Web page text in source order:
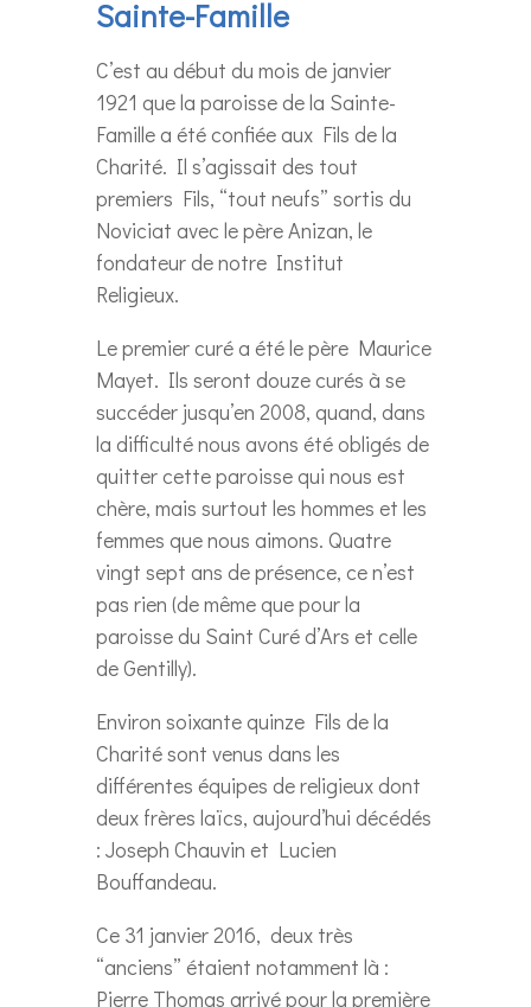
Sainte-Famille
C’est au début du mois de janvier
1921 que la paroisse de la Sainte-
Famille a été confiée aux Fils de la
Charité. Il s’agissait des tout
premiers Fils, “tout neufs” sortis du
Noviciat avec le père Anizan, le
fondateur de notre Institut
Religieux.
Le premier curé a été le père Maurice
Mayet. Ils seront douze curés à se
succéder jusqu’en 2008, quand, dans
la difficulté nous avons été obligés de
quitter cette paroisse qui nous est
chère, mais surtout les hommes et les
femmes que nous aimons. Quatre
vingt sept ans de présence, ce n’est
pas rien (de même que pour la
paroisse du Saint Curé d’Ars et celle
de Gentilly).
Environ soixante quinze Fils de la
Charité sont venus dans les
différentes équipes de religieux dont
deux frères laïcs, aujourd’hui décédés
: Joseph Chauvin et Lucien
Bouffandeau.
Ce 31 janvier 2016, deux très
“anciens” étaient notamment là :
Pierre Thomas arrivé pour la première